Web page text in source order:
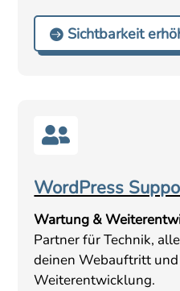
Sichtbarkeit

WordPress
Wartung &
Partner für Technik,
deinen Webauftritt
Weiterentwicklung.